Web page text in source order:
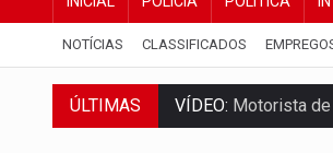
NOTÍCIAS CLASSIFICADOS
ÚLTIMAS
VÍDEO:Motorista de
LAZER:Seis lugares